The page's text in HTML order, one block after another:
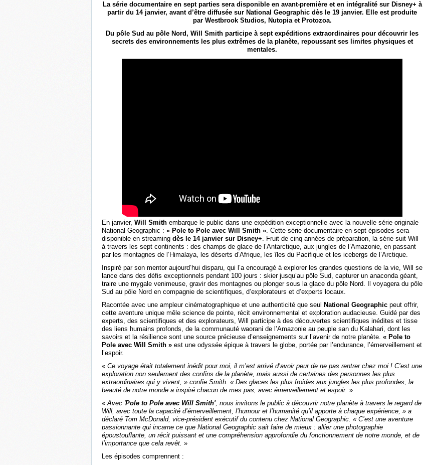
La série documentaire en sept parties sera disponible en avant-première et en intégralité sur Disney+ à
partir du 14 janvier, avant d’être diffusée sur National Geographic dès le 19 janvier. Elle est produite
par Westbrook Studios, Nutopia et Protozoa.
Du pôle Sud au pôle Nord, Will Smith participe à sept expéditions extraordinaires pour découvrir les
secrets des environnements les plus extrêmes de la planète, repoussant ses limites physiques et
mentales.
En janvier, Will Smith embarque le public dans une expédition exceptionnelle avec la nouvelle série originale
National Geographic : « Pole to Pole avec Will Smith ». Cette série documentaire en sept épisodes sera
disponible en streaming dès le 14 janvier sur Disney+. Fruit de cinq années de préparation, la série suit Will
à travers les sept continents : des champs de glace de l’Antarctique, aux jungles de l’Amazonie, en passant
par les montagnes de l’Himalaya, les déserts d’Afrique, les îles du Pacifique et les icebergs de l’Arctique.
Inspiré par son mentor aujourd’hui disparu, qui l’a encouragé à explorer les grandes questions de la vie, Will se
lance dans des défis exceptionnels pendant 100 jours : skier jusqu’au pôle Sud, capturer un anaconda géant,
traire une mygale venimeuse, gravir des montagnes ou plonger sous la glace du pôle Nord. Il voyagera du pôle
Sud au pôle Nord en compagnie de scientifiques, d’explorateurs et d’experts locaux.
Racontée avec une ampleur cinématographique et une authenticité que seul National Geographic peut offrir,
cette aventure unique mêle science de pointe, récit environnemental et exploration audacieuse. Guidé par des
experts, des scientifiques et des explorateurs, Will participe à des découvertes scientifiques inédites et tisse
des liens humains profonds, de la communauté waorani de l’Amazonie au peuple san du Kalahari, dont les
savoirs et la résilience sont une source précieuse d’enseignements sur l’avenir de notre planète. « Pole to
Pole avec Will Smith » est une odyssée épique à travers le globe, portée par l’endurance, l’émerveillement et
l’espoir.
« Ce voyage était totalement inédit pour moi, il m’est arrivé d’avoir peur de ne pas rentrer chez moi ! C’est une
exploration non seulement des confins de la planète, mais aussi de certaines des personnes les plus
extraordinaires qui y vivent, » confie Smith. « Des glaces les plus froides aux jungles les plus profondes, la
beauté de notre monde a inspiré chacun de mes pas, avec émerveillement et espoir. »
«Avec 'Pole to Pole avec Will Smith', nous invitons le public à découvrir notre planète à travers le regard de
Will, avec toute la capacité d’émerveillement, l’humour et l’humanité qu’il apporte à chaque expérience, » a
déclaré Tom McDonald, vice-président exécutif du contenu chez National Geographic. « C’est une aventure
passionnante qui incarne ce que National Geographic sait faire de mieux : allier une photographie
époustouflante, un récit puissant et une compréhension approfondie du fonctionnement de notre monde, et de
l’importance que cela revêt. »
Les épisodes comprennent :